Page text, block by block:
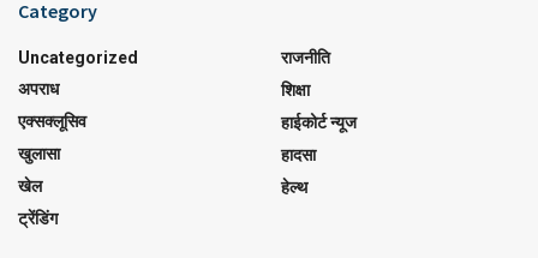
Category
Uncategorized
अपराध
एक्सक्लूसिव
खुलासा
खेल
ट्रेंडिंग
राजनीति
शिक्षा
हाईकोर्ट न्यूज
हादसा
हेल्थ